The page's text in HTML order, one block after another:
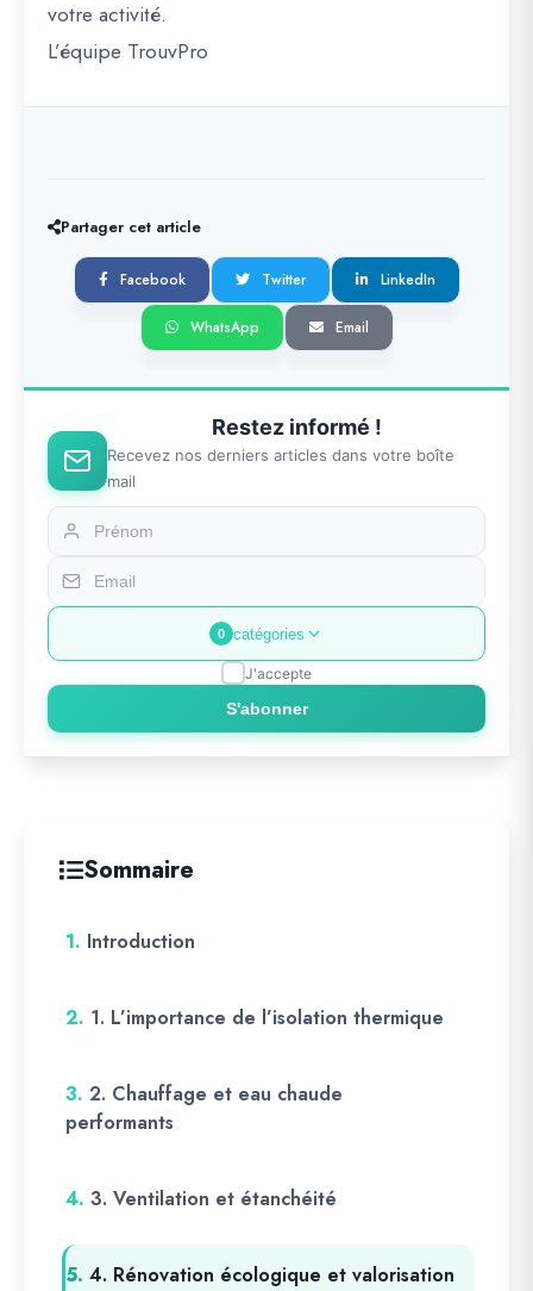
votre activité.
L’équipe TrouvPro
Partager cet article
Facebook Twitter LinkedIn
WhatsApp Email
Restez informé !
Recevez nos derniers articles dans votre boîte
mail
0 catégories
J'accepte
S'abonner
Sommaire
1. Introduction
2. 1. L’importance de l’isolation thermique
3. 2. Chauffage et eau chaude
performants
4. 3. Ventilation et étanchéité
5. 4. Rénovation écologique et valorisation